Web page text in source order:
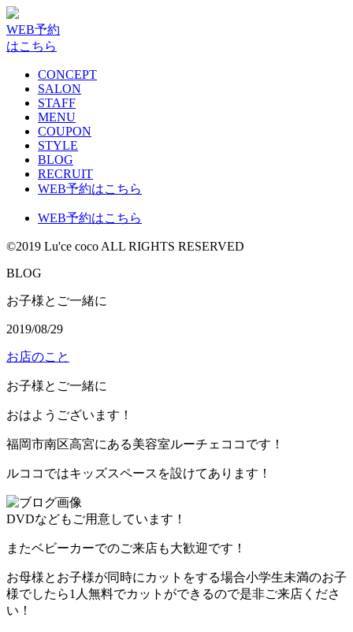
WEB予約
はこちら
CONCEPT
SALON
STAFF
MENU
COUPON
STYLE
BLOG
RECRUIT
WEB予約はこちら
WEB予約はこちら
©2019 Lu'ce coco ALL RIGHTS RESERVED
BLOG
お子様とご一緒に
2019/08/29
お店のこと
お子様とご一緒に
おはようございます！
福岡市南区高宮にある美容室ルーチェココです！
ルココではキッズスペースを設けてあります！
DVDなどもご用意しています！
またベビーカーでのご来店も大歓迎です！
お母様とお子様が同時にカットをする場合小学生未満のお子
様でしたら1人無料でカットができるので是非ご来店くださ
い！